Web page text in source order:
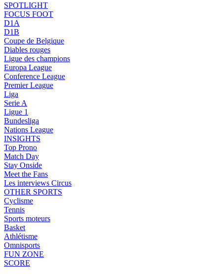
SPOTLIGHT
FOCUS FOOT
D1A
D1B
Coupe de Belgique
Diables rouges
Ligue des champions
Europa League
Conference League
Premier League
Liga
Serie A
Ligue 1
Bundesliga
Nations League
INSIGHTS
Top Prono
Match Day
Stay Onside
Meet the Fans
Les interviews Circus
OTHER SPORTS
Cyclisme
Tennis
Sports moteurs
Basket
Athlétisme
Omnisports
FUN ZONE
SCORE